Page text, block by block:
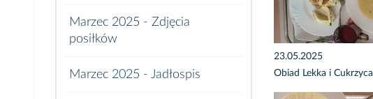
Marzec 2025 - Zdjęcia
posiłków
Marzec 2025 - Jadłospis
23.05.2025
Obiad Lekka i Cukrzyca